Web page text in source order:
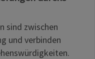
sind zwischen
und verbinden